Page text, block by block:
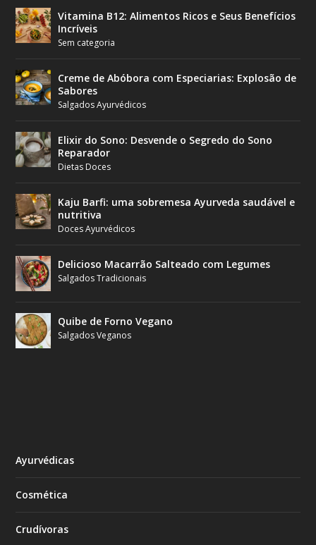
Vitamina B12: Alimentos Ricos e Seus Benefícios
Incríveis
Sem categoria
Creme de Abóbora com Especiarias: Explosão de
Sabores
Salgados Ayurvédicos
Elixir do Sono: Desvende o Segredo do Sono
Reparador
Dietas Doces
Kaju Barfi: uma sobremesa Ayurveda saudável e
nutritiva
Doces Ayurvédicos
Delicioso Macarrão Salteado com Legumes
Salgados Tradicionais
Quibe de Forno Vegano
Salgados Veganos
Ayurvédicas
Cosmética
Crudívoras